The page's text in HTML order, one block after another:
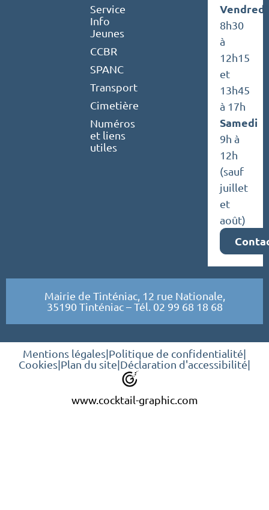
Service
Info
Jeunes
CCBR
SPANC
Transport
Cimetière
Numéros
et liens
utiles
Vendredi
8h30
à
12h15
et
13h45
à 17h
Samedi
9h à
12h
(sauf
juillet
et
août)
Mairie de Tinténiac, 12 rue Nationale,
35190 Tinténiac – Tél. 02 99 68 18 68
Mentions légales|Politique de confidentialité|
Cookies|Plan du site|Déclaration d'accessibilité|
www.cocktail-graphic.com